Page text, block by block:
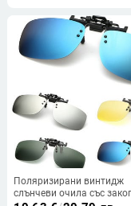
Поляризирани винтидж
слънчеви очила със